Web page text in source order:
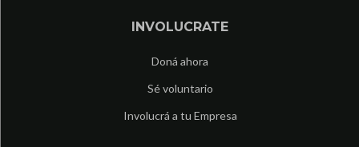
INVOLUCRATE
Doná ahora
Sé voluntario
Involucrá a tu Empresa